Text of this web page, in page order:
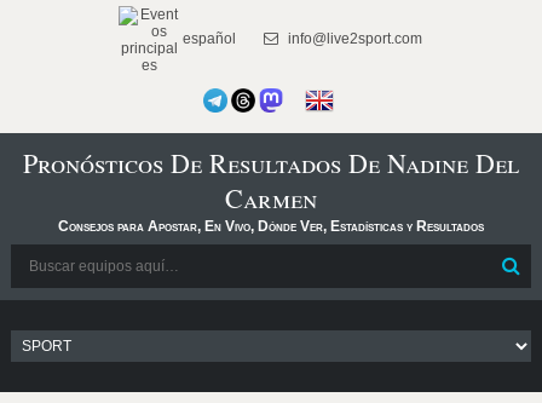
español info@live2sport.com
Pronósticos De Resultados De Nadine Del
Carmen
Consejos para Apostar, En Vivo, Dónde Ver, Estadísticas y Resultados